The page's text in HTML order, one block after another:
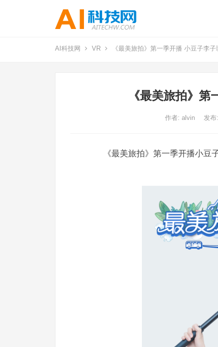
AI科技网 VR 《最美旅拍》第一季开播 小豆子李子
《最美旅拍》
作者: alvin 发布
《最美旅拍》第一季开播小豆